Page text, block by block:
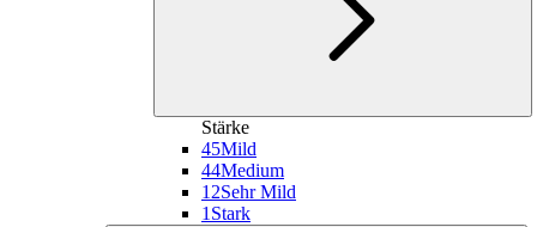
Stärke
45Mild
44Medium
12Sehr Mild
1 Stark